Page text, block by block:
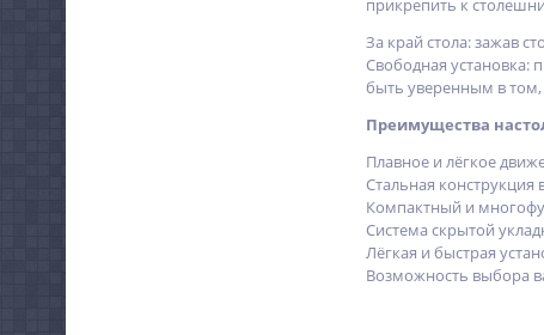
прикрепить к
За край стола: зажав
Свободная установка:
быть уверенным в том,
Преимущества
Плавное и лёгкое
Стальная
Компактный и
Система скрытой
Лёгкая и быстрая
Возможность выбора